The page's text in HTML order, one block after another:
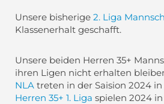
Unsere bisherige 2. Liga
Klassenerhalt geschafft.
Unsere beiden Herren 35+
ihren Ligen nicht erhalten
NLA treten in der Saision 2024
Herren 35+ 1. Liga spielen 2024 in